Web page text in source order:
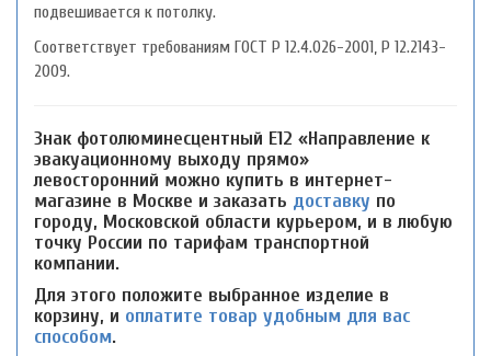
подвешивается к потолку.
Соответствует требованиям ГОСТ P 12.4.026-2001, P 12.2143-
2009.
Знак фотолюминесцентный Е12 «Направление к
эвакуационному выходу прямо»
левосторонний можно купить в интернет-
магазине в Москве и заказать доставку по
городу, Московской области курьером, и в любую
точку России по тарифам транспортной
компании.
Для этого положите выбранное изделие в
корзину, и оплатите товар удобным для вас
способом.